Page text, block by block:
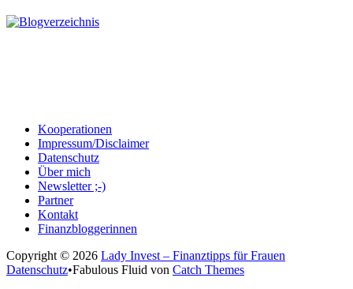
Kooperationen
Impressum/Disclaimer
Datenschutz
Über mich
Newsletter ;-)
Partner
Kontakt
Finanzbloggerinnen
Copyright © 2026 Lady Invest – Finanztipps für Frauen
Datenschutz•Fabulous Fluid von Catch Themes